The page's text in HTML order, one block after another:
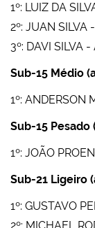
1º: LUIZ DA
2º: JUAN
3º: DAVI SILVA
Sub-15 Médio
1º: ANDERSON
Sub-15 Pesado
1º: JOÃO
Sub-21 Ligeiro
1º: GUSTAVO